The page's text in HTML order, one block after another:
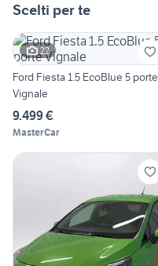
Scelti per te
22
Ford Fiesta 1.5 EcoBlue 5 porte
Vignale
9.499 €
MasterCar